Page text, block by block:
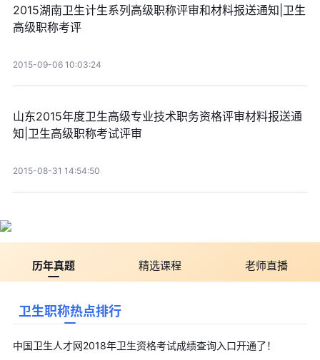
2015湖南卫生计生系列高级职称评审和材料报送通知|卫生
高级职称考评
2015-09-06 10:03:24
山东2015年度卫生高级专业技术职务资格评审材料报送通
知|卫生高级职称考试评审
2015-08-31 14:54:50
历年真题 精选课程 老师直播
卫生职称热点排行
中国卫生人才网2018年卫生资格考试成绩查询入口开通了！